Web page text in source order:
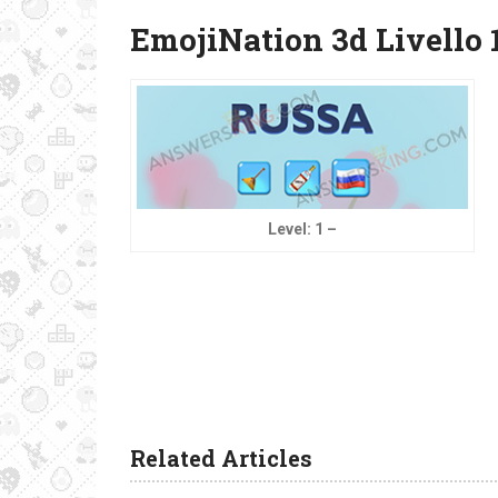
EmojiNation 3d Livello
Level: 1 –
Related Articles